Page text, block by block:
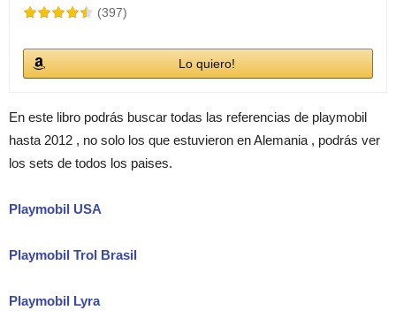
(397)
Lo quiero!
En este libro podrás buscar todas las referencias de playmobil
hasta 2012 , no solo los que estuvieron en Alemania , podrás ver
los sets de todos los paises.
Playmobil USA
Playmobil Trol Brasil
Playmobil Lyra